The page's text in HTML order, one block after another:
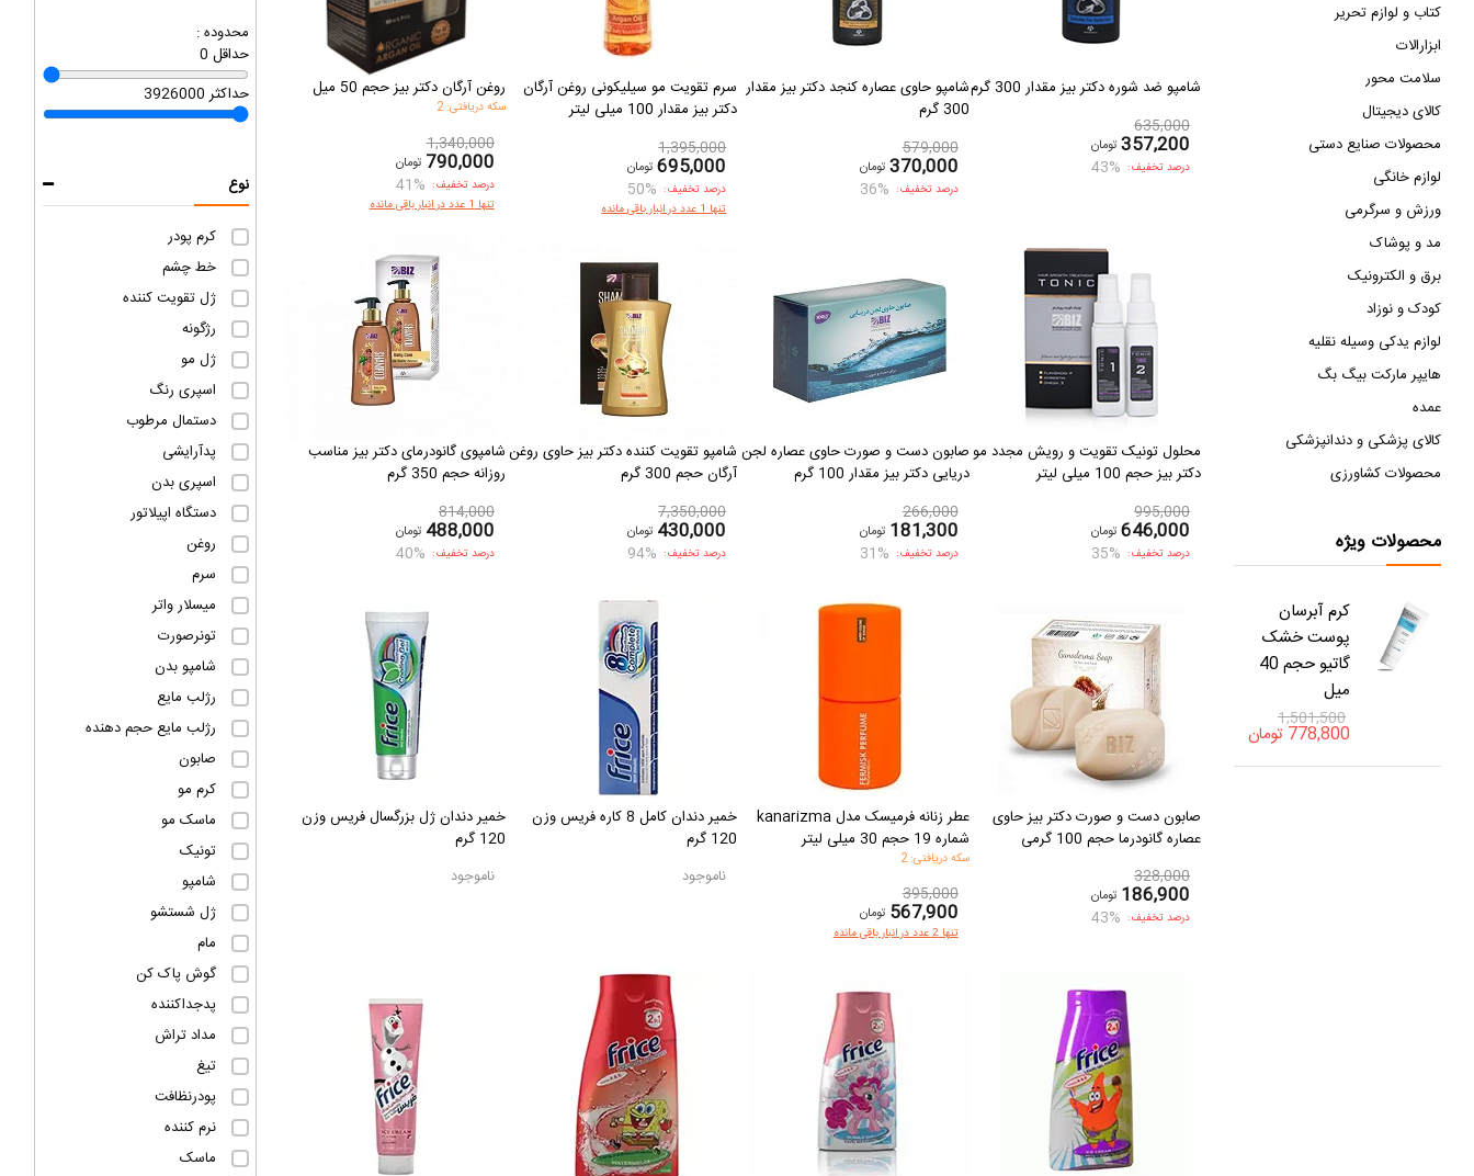
محدوده :
0 حداقل
3926000 حداکثر
نوع
کرم پودر
خط چشم
ژل تقویت کننده
رژگونه
ژل مو
اسپری رنگ
دستمال مرطوب
پدآرایشی
اسپری بدن
دستگاه اپیلاتور
روغن
سرم
میسلار واتر
تونرصورت
شامپو بدن
رژلب مایع
رژلب مایع حجم دهنده
صابون
کرم مو
ماسک مو
تونیک
شامپو
ژل شستشو
مام
گوش پاک کن
پدجداکننده
مداد تراش
تیغ
پودرنظافت
نرم کننده
ماسک
شامپو ضد شوره دکتر بیز مقدار 300 گرم
635,000
357,200 تومان
درصد تخفیف: 43%
شامپو حاوی عصاره کنجد دکتر بیز مقدار
300 گرم
579,000
370,000 تومان
درصد تخفیف: 36%
سرم تقویت مو سیلیکونی روغن آرگان
دکتر بیز مقدار 100 میلی لیتر
1,395,000
695,000 تومان
درصد تخفیف: 50%
تنها 1 عدد در انبار باقی مانده
روغن آرگان دکتر بیز حجم 50 میل
سکه دریافتی: 2
1,340,000
790,000 تومان
درصد تخفیف: 41%
تنها 1 عدد در انبار باقی مانده
محلول تونیک تقویت و رویش مجدد مو
دکتر بیز حجم 100 میلی لیتر
995,000
646,000 تومان
درصد تخفیف: 35%
صابون دست و صورت حاوی عصاره لجن
دریایی دکتر بیز مقدار 100 گرم
266,000
181,300 تومان
درصد تخفیف: 31%
شامپو تقویت کننده دکتر بیز حاوی روغن
آرگان حجم 300 گرم
7,350,000
430,000 تومان
درصد تخفیف: 94%
شامپوی گانودرمای دکتر بیز مناسب
روزانه حجم 350 گرم
814,000
488,000 تومان
درصد تخفیف: 40%
صابون دست و صورت دکتر بیز حاوی
عصاره گانودرما حجم 100 گرمی
328,000
186,900 تومان
درصد تخفیف: 43%
عطر زنانه فرمیسک مدل kanarizma
شماره 19 حجم 30 میلی لیتر
سکه دریافتی: 2
395,000
567,900 تومان
تنها 2 عدد در انبار باقی مانده
خمیر دندان کامل 8 کاره فریس وزن
120 گرم
ناموجود
خمیر دندان ژل بزرگسال فریس وزن
120 گرم
ناموجود
کتاب و لوازم تحریر
ابزارالات
سلامت محور
کالای دیجیتال
محصولات صنایع دستی
لوازم خانگی
ورزش و سرگرمی
مد و پوشاک
برق و الکترونیک
کودک و نوزاد
لوازم یدکی وسیله نقلیه
هایپر مارکت بیگ بگ
عمده
کالای پزشکی و دندانپزشکی
محصولات کشاورزی
محصولات ویژه
کرم آبرسان
پوست خشک
گاتیو حجم 40
میل
1,501,500
778,800 تومان